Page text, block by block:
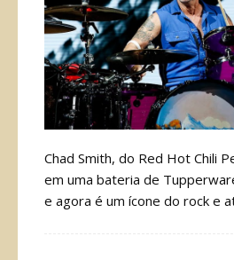
Chad Smith, do Red Hot Chili
em uma bateria de
e agora é um ícone do rock e